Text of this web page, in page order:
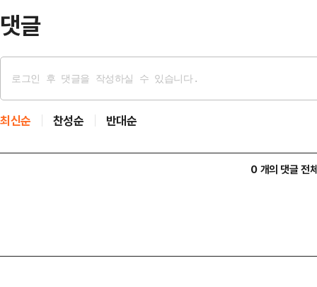
댓글
최신순 찬성순 반대순
0 개의 댓글 전